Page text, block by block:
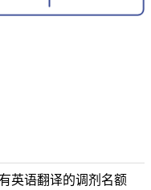
英语翻译的调剂名额